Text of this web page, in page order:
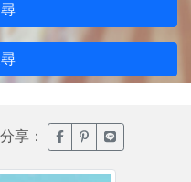
分享： 臉書分享(另開新視窗)
噗浪分享(另開新
Line分享(另